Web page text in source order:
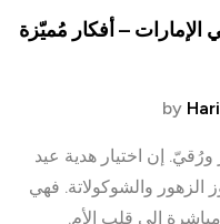
– أفكار مُميّزة
by
ورُقيّ. إن اختيار هدية عيد
والشوكولاتة. فهي
إلى قلب الأم.